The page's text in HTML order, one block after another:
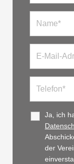
Ja, ich
der